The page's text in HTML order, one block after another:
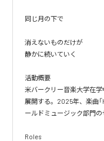
同じ月の下で
消えないものだけが
静かに続いていく
活動概要
米バークリー音楽大学在
展開する。2025年、楽曲
ールドミュージック部門の
Roles